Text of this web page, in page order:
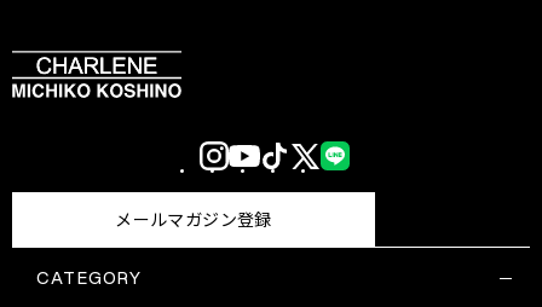
CATEGORY
メールマガジン登録